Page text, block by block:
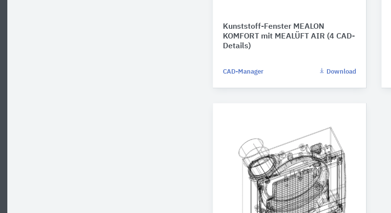
Kunststoff-Fenster MEALON
KOMFORT mit MEALÜFT AIR (4 CAD-
Details)
CAD-Manager Download